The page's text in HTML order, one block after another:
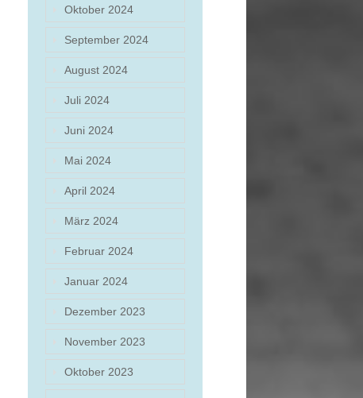
Oktober 2024
September 2024
August 2024
Juli 2024
Juni 2024
Mai 2024
April 2024
März 2024
Februar 2024
Januar 2024
Dezember 2023
November 2023
Oktober 2023